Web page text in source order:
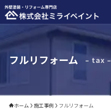
フルリフォーム – tax –
ホーム 施工事例 フルリフォーム